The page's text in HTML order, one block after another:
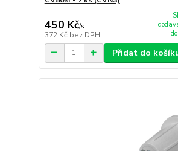
450 Kč/s
372 Kč bez DPH
Přidat do